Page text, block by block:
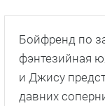
Бойфренд по
фэнтезийная
и Джису
давних